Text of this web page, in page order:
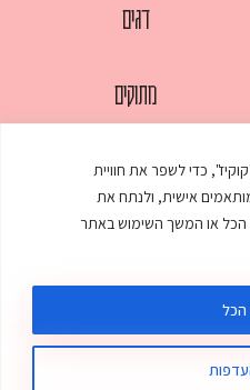
כדי לשפר את חוויית
אישית, ולנתח את
או המשך השימוש באתר
דגים
מתוקים
עוגות
עוף
| עיצוב ובניית אתר